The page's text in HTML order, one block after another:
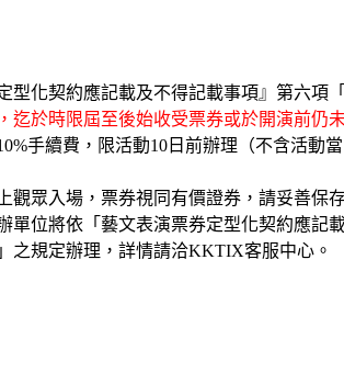
型化契約應記載及不得記載事項』第六項
迄於時限屆至後始收受票券或於開演前
手續費，限活動10日前辦理（不含活動
觀眾入場，票券視同有價證券，請妥善保
單位將依「藝文表演票券定型化契約應
之規定辦理，詳情請洽KKTIX客服中心。